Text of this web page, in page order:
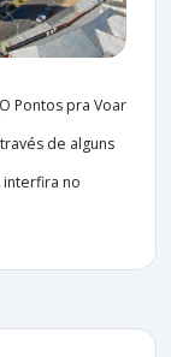
Pontos pra Voar
de alguns
interfira no